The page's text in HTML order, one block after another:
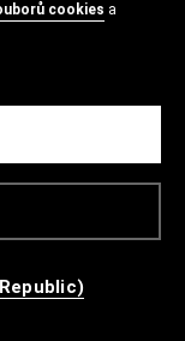
cookies a